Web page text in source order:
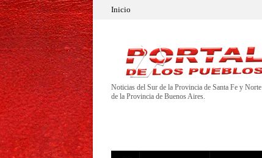
Inicio
Noticias del Sur de la Provincia de Santa Fe y Norte
de la Provincia de Buenos Aires.